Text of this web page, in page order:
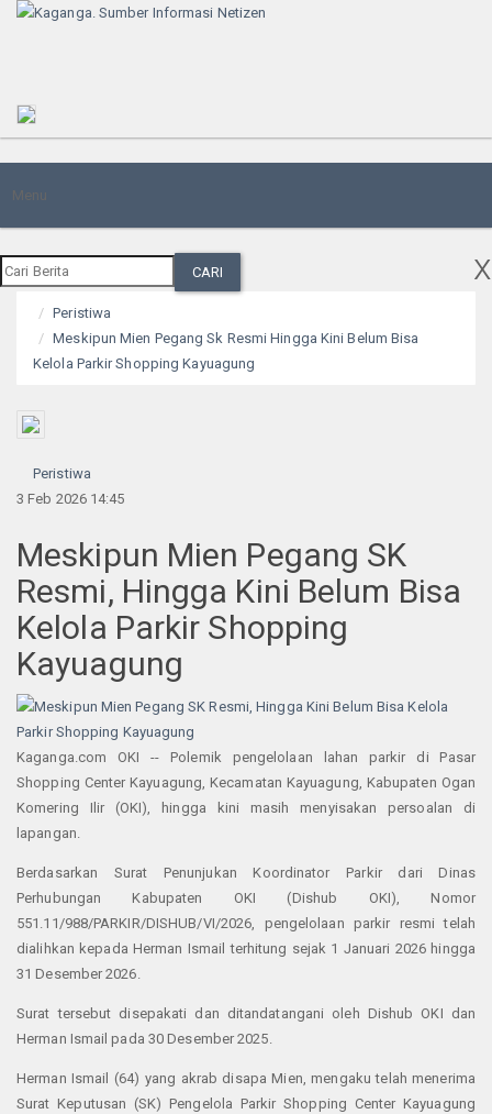
Toggle
Menu
x
CARI
Peristiwa
Meskipun Mien Pegang Sk Resmi Hingga Kini Belum Bisa
Kelola Parkir Shopping Kayuagung
Peristiwa
3 Feb 2026 14:45
Meskipun Mien Pegang SK
Resmi, Hingga Kini Belum Bisa
Kelola Parkir Shopping
Kayuagung
Kaganga.com OKI -- Polemik pengelolaan lahan parkir di Pasar
Shopping Center Kayuagung, Kecamatan Kayuagung, Kabupaten Ogan
Komering Ilir (OKI), hingga kini masih menyisakan persoalan di
lapangan.
Berdasarkan Surat Penunjukan Koordinator Parkir dari Dinas
Perhubungan Kabupaten OKI (Dishub OKI), Nomor
551.11/988/PARKIR/DISHUB/VI/2026, pengelolaan parkir resmi telah
dialihkan kepada Herman Ismail terhitung sejak 1 Januari 2026 hingga
31 Desember 2026.
Surat tersebut disepakati dan ditandatangani oleh Dishub OKI dan
Herman Ismail pada 30 Desember 2025.
Herman Ismail (64) yang akrab disapa Mien, mengaku telah menerima
Surat Keputusan (SK) Pengelola Parkir Shopping Center Kayuagung